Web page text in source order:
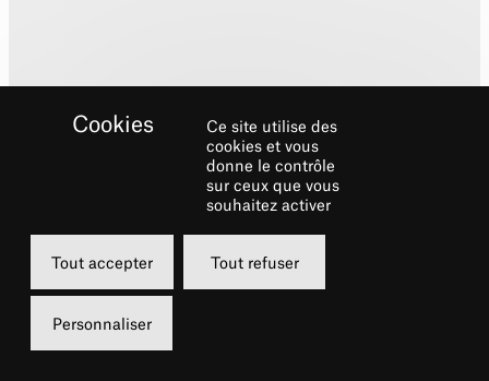
Biographie
d’orchestre, Laurent Mignard a suivi une
Ce site utilise des
cookies et vous
donne le contrôle
sur ceux que vous
souhaitez activer
Tout accepter Tout refuser
Personnaliser